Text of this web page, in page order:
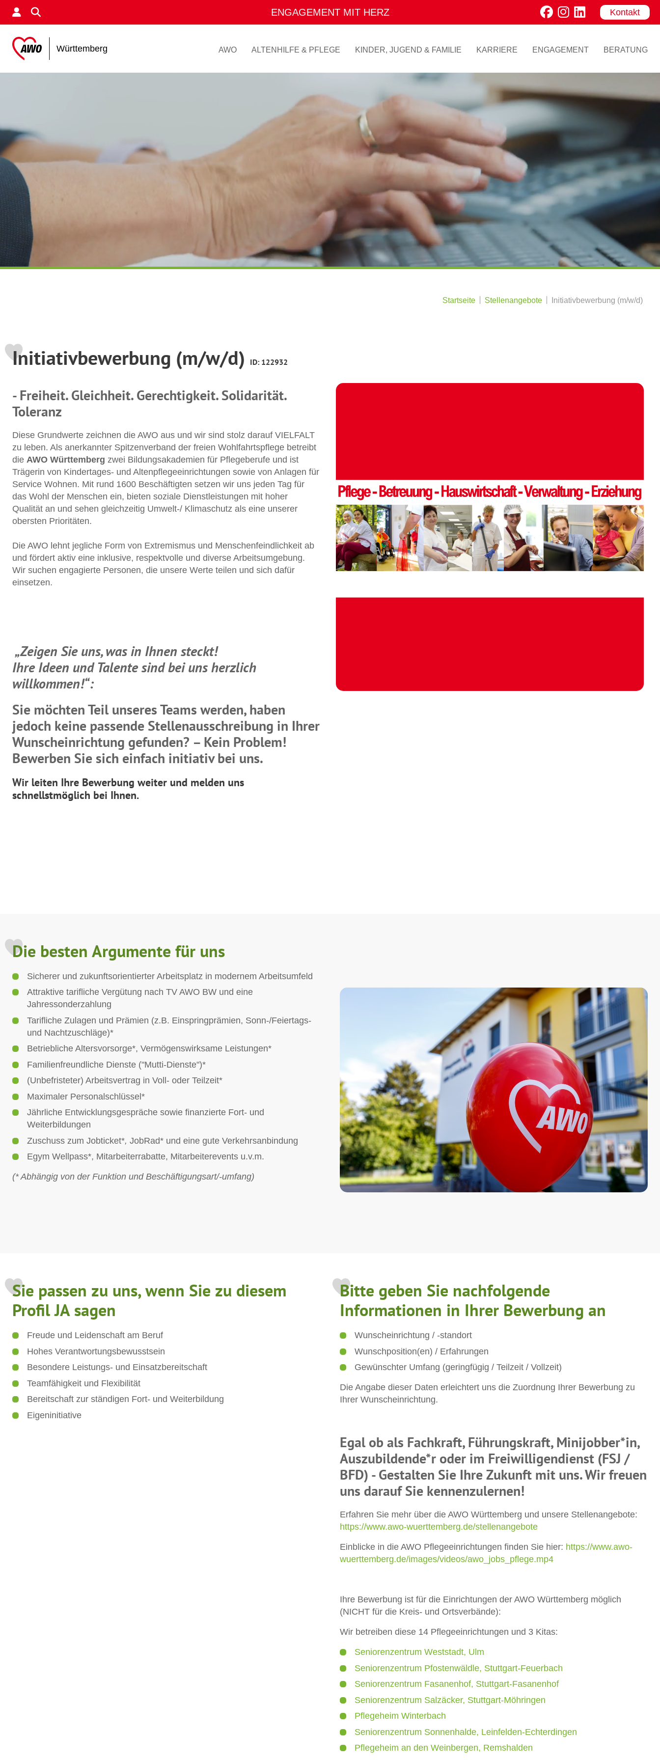
SOZIALE ARBEIT FÜR ALLE Kontakt
Württemberg AWO ALTENHILFE & PFLEGE KINDER, JUGEND & FAMILIE KARRIERE ENGAGEMENT BERATUNG
Startseite Stellenangebote Initiativbewerbung (m/w/d)
Initiativbewerbung (m/w/d) ID: 122932
- Freiheit. Gleichheit. Gerechtigkeit. Solidarität.
Toleranz
Diese Grundwerte zeichnen die AWO aus und wir sind stolz darauf VIELFALT
zu leben. Als anerkannter Spitzenverband der freien Wohlfahrtspflege betreibt
die AWO Württemberg zwei Bildungsakademien für Pflegeberufe und ist
Trägerin von Kindertages- und Altenpflegeeinrichtungen sowie von Anlagen für
Service Wohnen. Mit rund 1600 Beschäftigten setzen wir uns jeden Tag für
das Wohl der Menschen ein, bieten soziale Dienstleistungen mit hoher
Qualität an und sehen gleichzeitig Umwelt-/ Klimaschutz als eine unserer
obersten Prioritäten.
Die AWO lehnt jegliche Form von Extremismus und Menschenfeindlichkeit ab
und fördert aktiv eine inklusive, respektvolle und diverse Arbeitsumgebung.
Wir suchen engagierte Personen, die unsere Werte teilen und sich dafür
einsetzen.
„Zeigen Sie uns, was in Ihnen steckt!
Ihre Ideen und Talente sind bei uns herzlich
willkommen!“:
Sie möchten Teil unseres Teams werden, haben
jedoch keine passende Stellenausschreibung in Ihrer
Wunscheinrichtung gefunden? – Kein Problem!
Bewerben Sie sich einfach initiativ bei uns.
Wir leiten Ihre Bewerbung weiter und melden uns
schnellstmöglich bei Ihnen.
Die besten Argumente für uns
Sicherer und zukunftsorientierter Arbeitsplatz in modernem Arbeitsumfeld
Attraktive tarifliche Vergütung nach TV AWO BW und eine
Jahressonderzahlung
Tarifliche Zulagen und Prämien (z.B. Einspringprämien, Sonn-/Feiertags-
und Nachtzuschläge)*
Betriebliche Altersvorsorge*, Vermögenswirksame Leistungen*
Familienfreundliche Dienste ("Mutti-Dienste")*
(Unbefristeter) Arbeitsvertrag in Voll- oder Teilzeit*
Maximaler Personalschlüssel*
Jährliche Entwicklungsgespräche sowie finanzierte Fort- und
Weiterbildungen
Zuschuss zum Jobticket*, JobRad* und eine gute Verkehrsanbindung
Egym Wellpass*, Mitarbeiterrabatte, Mitarbeiterevents u.v.m.
(* Abhängig von der Funktion und Beschäftigungsart/-umfang)
Sie passen zu uns, wenn Sie zu diesem
Profil JA sagen
Freude und Leidenschaft am Beruf
Hohes Verantwortungsbewusstsein
Besondere Leistungs- und Einsatzbereitschaft
Teamfähigkeit und Flexibilität
Bereitschaft zur ständigen Fort- und Weiterbildung
Eigeninitiative
Bitte geben Sie nachfolgende
Informationen in Ihrer Bewerbung an
Wunscheinrichtung / -standort
Wunschposition(en) / Erfahrungen
Gewünschter Umfang (geringfügig / Teilzeit / Vollzeit)
Die Angabe dieser Daten erleichtert uns die Zuordnung Ihrer Bewerbung zu
Ihrer Wunscheinrichtung.
Egal ob als Fachkraft, Führungskraft, Minijobber*in,
Auszubildende*r oder im Freiwilligendienst (FSJ /
BFD) - Gestalten Sie Ihre Zukunft mit uns. Wir freuen
uns darauf Sie kennenzulernen!
Erfahren Sie mehr über die AWO Württemberg und unsere Stellenangebote:
https://www.awo-wuerttemberg.de/stellenangebote
Einblicke in die AWO Pflegeeinrichtungen finden Sie hier: https://www.awo-
wuerttemberg.de/images/videos/awo_jobs_pflege.mp4
Ihre Bewerbung ist für die Einrichtungen der AWO Württemberg möglich
(NICHT für die Kreis- und Ortsverbände):
Wir betreiben diese 14 Pflegeeinrichtungen und 3 Kitas:
Seniorenzentrum Weststadt, Ulm
Seniorenzentrum Pfostenwäldle, Stuttgart-Feuerbach
Seniorenzentrum Fasanenhof, Stuttgart-Fasanenhof
Seniorenzentrum Salzäcker, Stuttgart-Möhringen
Pflegeheim Winterbach
Seniorenzentrum Sonnenhalde, Leinfelden-Echterdingen
Pflegeheim an den Weinbergen, Remshalden